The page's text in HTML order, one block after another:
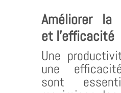
Améliorer la
et l’efficacité
Une
une
sont